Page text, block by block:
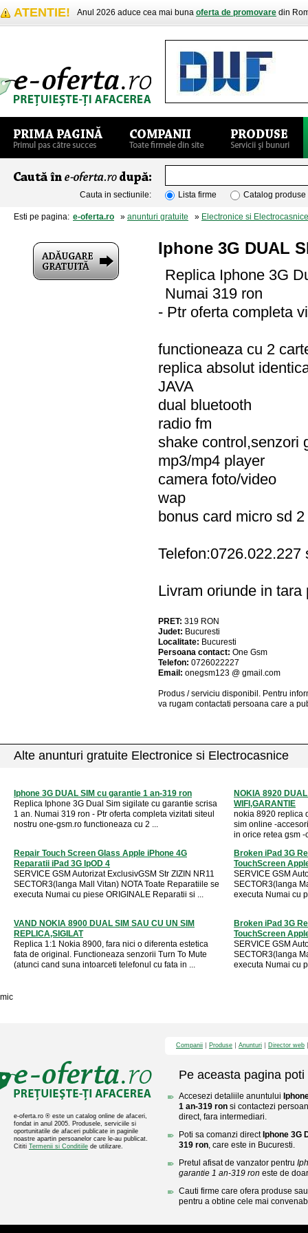
ATENTIE! Anul 2026 aduce cea mai buna oferta de promovare din
Cauta in sectiunile: Lista firme Catalog produse
Esti pe pagina: e-oferta.ro » anunturi gratuite » Electronice si Electrocasnice
Iphone 3G DUAL
Replica Iphone 3G
Numai 319 ron
- Ptr oferta completa
functioneaza cu 2
replica absolut
JAVA
dual bluetooth
radio fm
shake control,senzori
mp3/mp4 player
camera foto/video
wap
bonus card micro sd
Telefon:0726.022.227
Livram oriunde in
PRET: 319 RON
Judet: Bucuresti
Localitate: Bucuresti
Persoana contact: One Gsm
Telefon: 0726022227
Email: onegsm123 @ gmail.com
Produs / serviciu disponibil . Pentru
va rugam contactati persoana care a
Alte anunturi gratuite Electronice si Electrocasnice
Iphone 3G DUAL SIM cu garantie 1 an-319 ron
Replica Iphone 3G Dual Sim sigilate cu garantie scrisa
1 an. Numai 319 ron - Ptr oferta completa vizitati siteul
nostru one-gsm.ro functioneaza cu 2 ...
NOKIA 8920
WIFI,GARANTIE
nokia 8920 replica
sim online -
in orice retea gsm
Repair Touch Screen Glass Apple iPhone 4G
Reparatii iPad 3G IpOD 4
SERVICE GSM Autorizat ExclusivGSM Str ZIZIN NR11
SECTOR3(langa Mall Vitan) NOTA Toate Reparatiile se
executa Numai cu piese ORIGINALE Reparatii si ...
Broken iPad 3G
TouchScreen
SERVICE GSM
SECTOR3(langa
executa Numai cu
VAND NOKIA 8900 DUAL SIM SAU CU UN SIM
REPLICA,SIGILAT
Replica 1:1 Nokia 8900, fara nici o diferenta estetica
fata de original. Functioneaza senzorii Turn To Mute
(atunci cand suna intoarceti telefonul cu fata in ...
Broken iPad 3G
TouchScreen
SERVICE GSM
SECTOR3(langa
executa Numai cu
mic
e-oferta.ro ® este un catalog online de afaceri,
fondat in anul 2005. Produsele, serviciile si
oportunitatile de afaceri publicate in paginile
noastre apartin persoanelor care le-au publicat.
Cititi Termenii si Conditiile de utilizare.
Companii Produse Anunturi Director web
Pe aceasta pagina poti
Accesezi detaliile anuntului
1 an-319 ron si contactezi
direct, fara intermediari.
Poti sa comanzi direct Iphone 3G
319 ron, care este in Bucuresti.
Pretul afisat de vanzator pentru
garantie 1 an-319 ron este de
Cauti firme care ofera produse
pentru a obtine cele mai